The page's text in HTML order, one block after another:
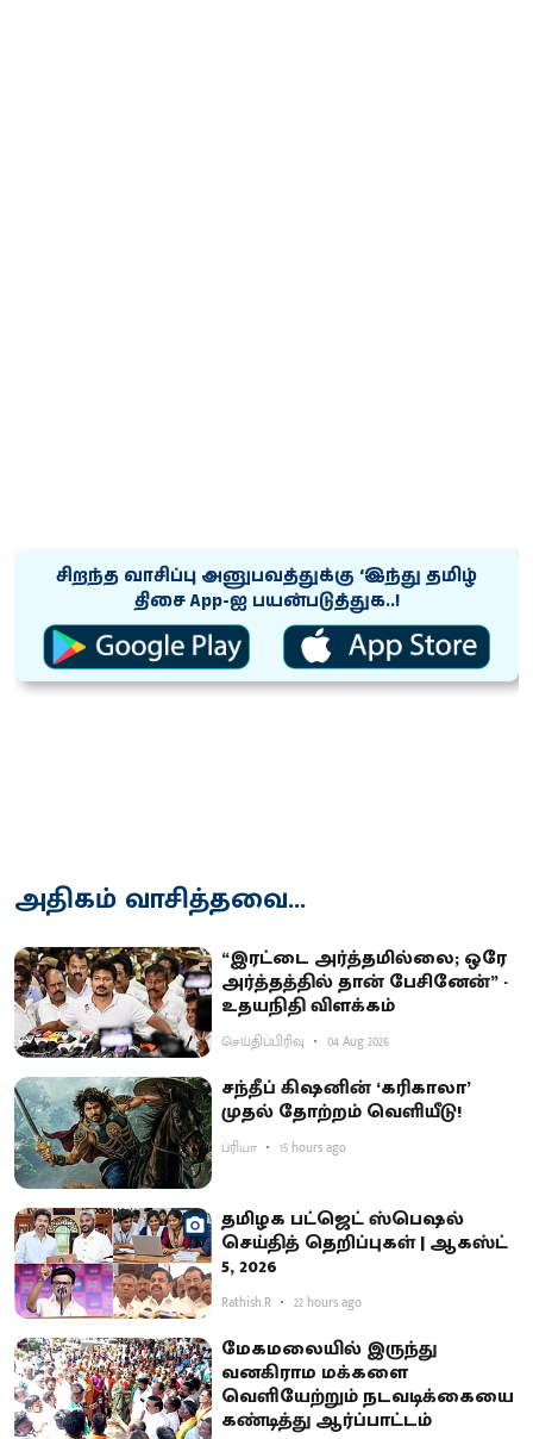
சிறந்த வாசிப்பு அனுபவத்துக்கு ‘இந்து தமிழ்
திசை App-ஐ பயன்படுத்துக..!
அதிகம் வாசித்தவை...
“இரட்டை அர்த்தமில்லை; ஒரே
அர்த்தத்தில் தான் பேசினேன்” -
உதயநிதி விளக்கம்
செய்திப்பிரிவு 04 Aug 2026
சந்தீப் கிஷனின் ‘கரிகாலா’
முதல் தோற்றம் வெளியீடு!
ப்ரியா 15 hours ago
தமிழக பட்ஜெட் ஸ்பெஷல்
செய்தித் தெறிப்புகள் | ஆகஸ்ட்
5, 2026
Rathish.R 22 hours ago
மேகமலையில் இருந்து
வனகிராம மக்களை
வெளியேற்றும் நடவடிக்கையை
கண்டித்து ஆர்ப்பாட்டம்